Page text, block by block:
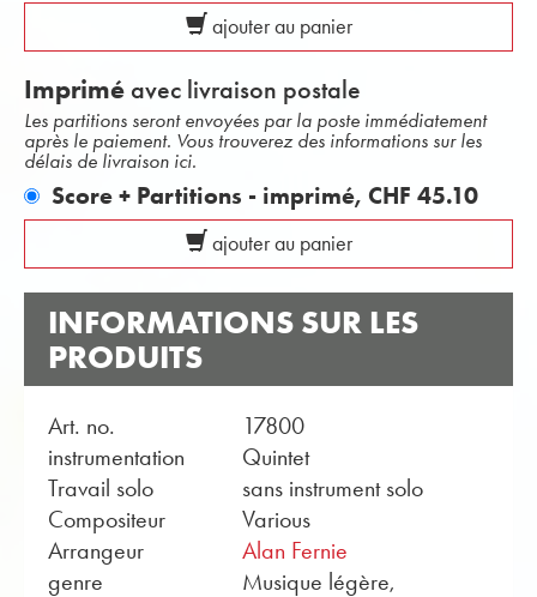
ajouter au panier
Imprimé avec livraison postale
Les partitions seront envoyées par la poste immédiatement
après le paiement. Vous trouverez des informations sur les
délais de livraison ici.
Score + Partitions - imprimé, CHF 45.10
ajouter au panier
INFORMATIONS SUR LES
PRODUITS
Art. no.
17800
instrumentation
Quintet
Travail solo
sans instrument solo
Compositeur
Various
Arrangeur
Alan Fernie
genre
Musique légère,